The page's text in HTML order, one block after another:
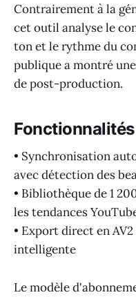
Contrairement à la
cet outil analyse le
ton et le rythme du
publique a montré
de post-production.
• Synchronisation
avec détection des
• Bibliothèque de 1
les tendances
• Export direct en
intelligente
Le modèle